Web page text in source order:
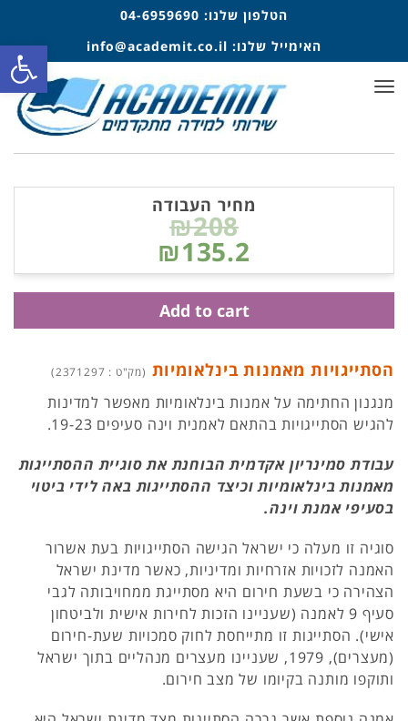
הטלפון שלנו: 04-6959690
האימייל שלנו: info@academit.co.il
תפריט
הסתייגויות מאמנות בינלאומיות (מק"ט : 2371297)
מנגנון החתימה על אמנות בינלאומיות מאפשר למדינות
להגיש הסתייגויות בהתאם לאמנית וינה סעיפים 19-23.
עבודת סמינריון אקדמית הבוחנת את סוגיית ההסתייגות
מאמנות בינלאומיות וכיצד ההסתייגות באה לידי ביטוי
בסעיפי אמנת וינה.
סוגיה זו מעלה כי ישראל הגישה הסתייגויות בעת אשרור
האמנה לזכויות אזרחיות ומדיניות, כאשר מדינת ישראל
הצהירה כי בשעת חירום היא מסתייגת ממחויבותה לגבי
סעיף 9 לאמנה (שעניינו הזכות לחירות אישית ולביטחון
אישי). הסתייגות זו מתייחסת לחוק סמכויות שעת-חירום
(מעצרים), 1979, שעניינו מעצרים מנהליים בתוך ישראל
ותוקפו מותנה בקיומו של מצב חירום.
מחיר העבודה
₪208
₪135.2
Add to cart
פתח